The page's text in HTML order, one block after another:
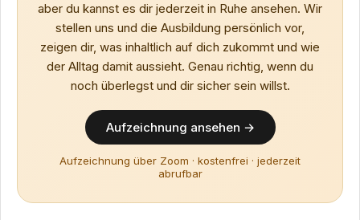
aber du kannst es dir jederzeit in Ruhe ansehen. Wir
stellen uns und die Ausbildung persönlich vor,
zeigen dir, was inhaltlich auf dich zukommt und wie
der Alltag damit aussieht. Genau richtig, wenn du
noch überlegst und dir sicher sein willst.
Aufzeichnung ansehen →
Aufzeichnung über Zoom · kostenfrei · jederzeit
abrufbar